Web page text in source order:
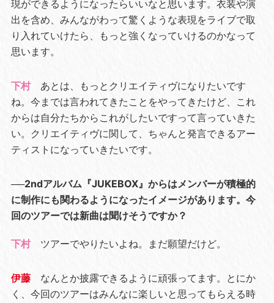
現ができるようになったらいいなと思います。衣装や演
出を含め、みんながわって驚くような表現をライブで取
り入れていけたら、もっと強くなっていけるのかなって
思います。
下村
あとは、もっとクリエイティヴになりたいです
ね。今までは言われてきたことをやってきたけど、これ
からは自分たちからこれがしたいですって言っていきた
い。クリエイティヴに関して、ちゃんと発言できるアー
ティストになっていきたいです。
──2ndアルバム『JUKEBOX』からはメンバーが積極的
に制作にも関わるようになったイメージがあります。今
回のツアーでは新曲は聞けそうですか？
下村 ツアーでやりたいよね。まだ願望だけど。
伊藤
なんとか披露できるように頑張ってます。とにか
く、今回のツアーはみんなに楽しいと思ってもらえる時